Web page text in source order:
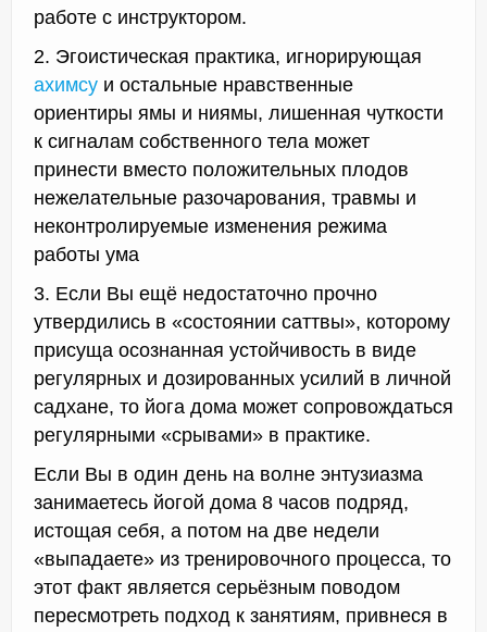
работе с инструктором.
2. Эгоистическая практика, игнорирующая
ахимсу и остальные нравственные
ориентиры ямы и ниямы, лишенная чуткости
к сигналам собственного тела может
принести вместо положительных плодов
нежелательные разочарования, травмы и
неконтролируемые изменения режима
работы ума
3. Если Вы ещё недостаточно прочно
утвердились в «состоянии саттвы», которому
присуща осознанная устойчивость в виде
регулярных и дозированных усилий в личной
садхане, то йога дома может сопровождаться
регулярными «срывами» в практике.
Если Вы в один день на волне энтузиазма
занимаетесь йогой дома 8 часов подряд,
истощая себя, а потом на две недели
«выпадаете» из тренировочного процесса, то
этот факт является серьёзным поводом
пересмотреть подход к занятиям, привнеся в